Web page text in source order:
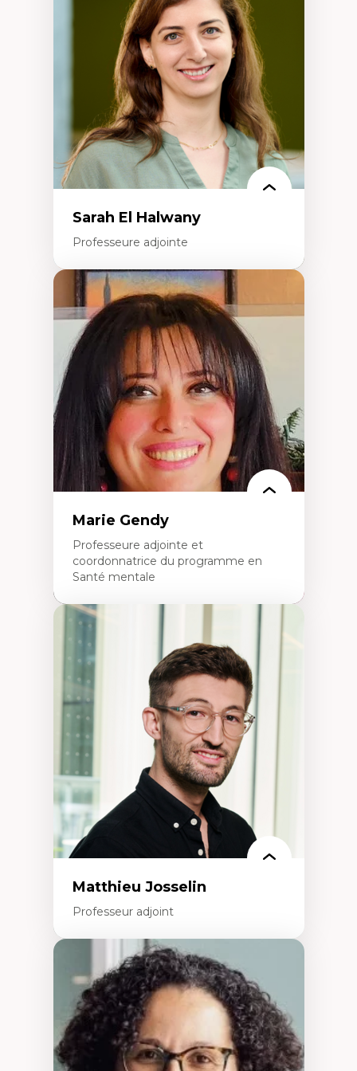
Études des frontières; Enjeux géopolitiques
des migrations
Politiques migratoires
Réfugiés
Demandeurs d’asile
Migrations irrégulières
Migrations temporaires
Migration et changement climatique
Migration et développement
Sarah El Halwany
Professeure adjointe
Expertises
Les apports pédagogiques des théories de
l'affect, du posthumanisme, du féminisme
dans l'éducation aux sciences
L'apprentissage des sciences/STIM dans une
perspective socioécologique de care
L’insertion professionnelle des
enseignant.e.s
Marie Gendy
Professeure adjointe et
coordonnatrice du programme en
Santé mentale
Expertises
Neuropsychiatrie et neurosciences
Direction d'essais cliniques
Analyse des politiques et pratiques en santé
mentale
Développement de protocoles d'essais
cliniques
Collaboration interfonctionnelle
Leadership en recherche clinique
Développement de cadres politiques
Collaboration avec des entreprises
pharmaceutiques
Rédaction de publications et de rapports
politiques
Enseignement et mentorat
Matthieu Josselin
Professeur adjoint
Expertises
Ethnographie critique des environnements
d’apprentissage des étudiant.e.s
Approche transdisciplinaire des
compétences socioaffectives et
interculturelles
Didactique des langues secondes et
compétence pragmatique